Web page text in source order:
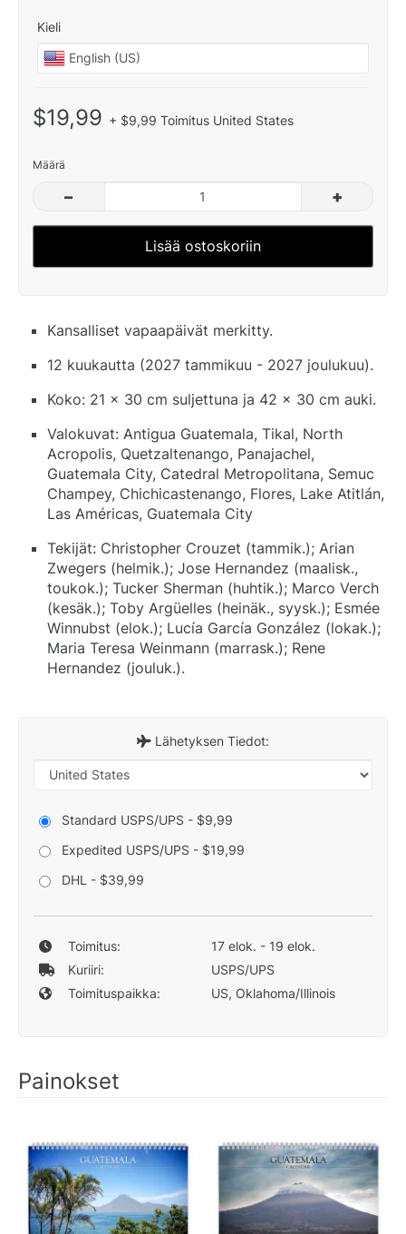
Kieli
$19,99 + $9,99 Toimitus United States
Määrä
– +
Lisää ostoskoriin
Kansalliset vapaapäivät merkitty.
12 kuukautta (2027 tammikuu - 2027 joulukuu).
Koko: 21 x 30 cm suljettuna ja 42 x 30 cm auki.
Valokuvat: Antigua Guatemala, Tikal, North
Acropolis, Quetzaltenango, Panajachel,
Guatemala City, Catedral Metropolitana, Semuc
Champey, Chichicastenango, Flores, Lake Atitlán,
Las Américas, Guatemala City
Tekijät: Christopher Crouzet (tammik.); Arian
Zwegers (helmik.); Jose Hernandez (maalisk.,
toukok.); Tucker Sherman (huhtik.); Marco Verch
(kesäk.); Toby Argüelles (heinäk., syysk.); Esmée
Winnubst (elok.); Lucía García González (lokak.);
Maria Teresa Weinmann (marrask.); Rene
Hernandez (jouluk.).
Lähetyksen Tiedot:
Standard USPS/UPS - $9,99
Expedited USPS/UPS - $19,99
DHL - $39,99
Toimitus:
17 elok. - 19 elok.
Kuriiri:
USPS/UPS
Toimituspaikka:
US, Oklahoma/Illinois
Painokset